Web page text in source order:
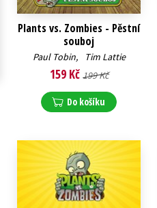
Plants vs. Zombies - Pěstní
souboj
Paul Tobin, Tim Lattie
159 Kč 199 Kč
Do košíku